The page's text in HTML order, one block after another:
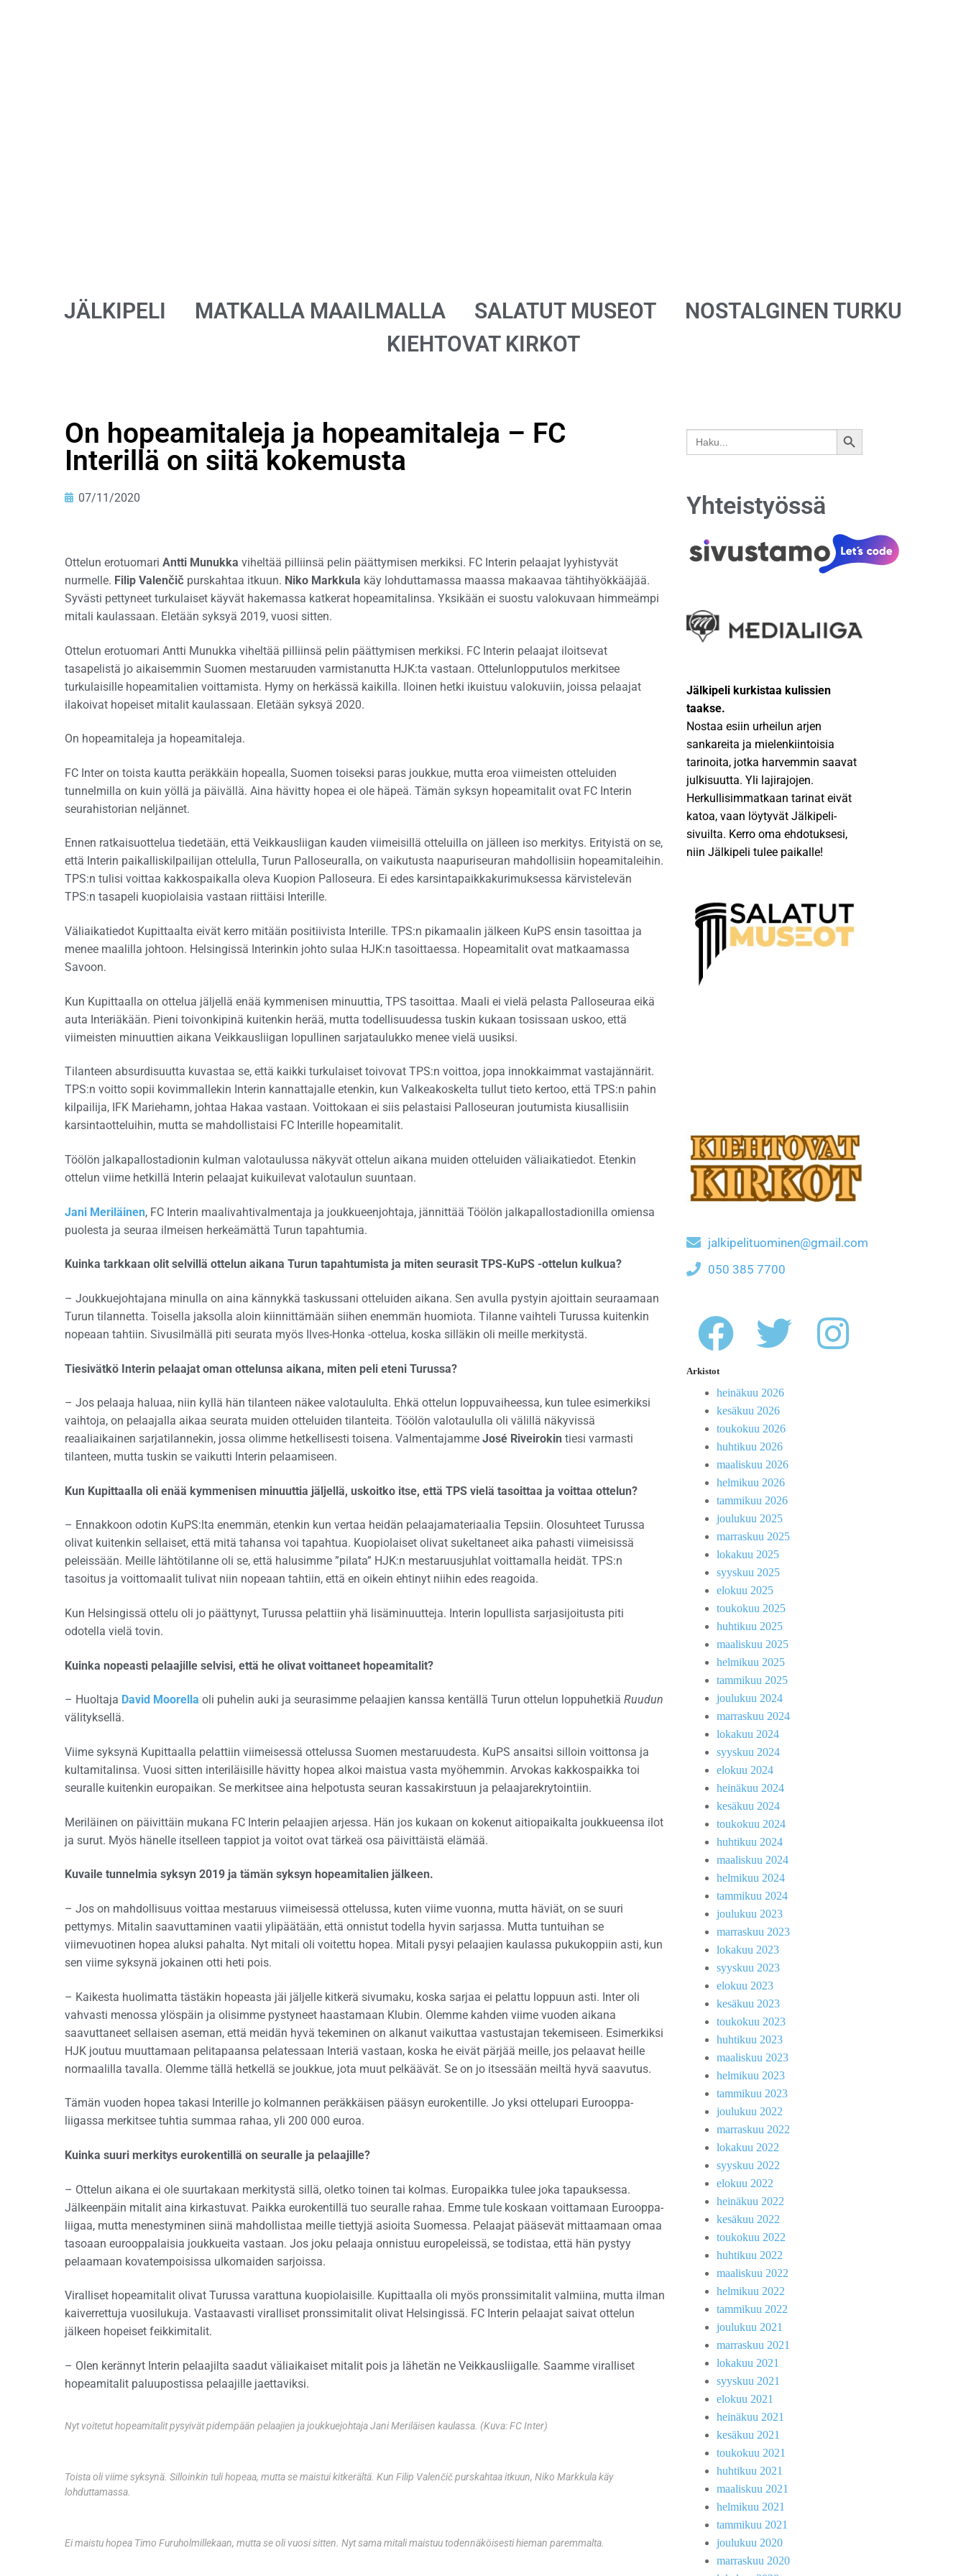
JÄLKIPELI MATKALLA MAAILMALLA SALATUT MUSEOT
NOSTALGINEN TURKU
KIEHTOVAT KIRKOT
On hopeamitaleja ja hopeamitaleja – FC
Interillä on siitä kokemusta
07/11/2020
Ottelun erotuomari Antti Munukka viheltää pilliinsä pelin päättymisen merkiksi. FC Interin pelaajat lyyhistyvät
nurmelle. Filip Valenčič purskahtaa itkuun. Niko Markkula käy lohduttamassa maassa makaavaa tähtihyökkääjää.
Syvästi pettyneet turkulaiset käyvät hakemassa katkerat hopeamitalinsa. Yksikään ei suostu valokuvaan himmeämpi
mitali kaulassaan. Eletään syksyä 2019, vuosi sitten.
Ottelun erotuomari Antti Munukka viheltää pilliinsä pelin päättymisen merkiksi. FC Interin pelaajat iloitsevat
tasapelistä jo aikaisemmin Suomen mestaruuden varmistanutta HJK:ta vastaan. Ottelunlopputulos merkitsee
turkulaisille hopeamitalien voittamista. Hymy on herkässä kaikilla. Iloinen hetki ikuistuu valokuviin, joissa pelaajat
ilakoivat hopeiset mitalit kaulassaan. Eletään syksyä 2020.
On hopeamitaleja ja hopeamitaleja.
FC Inter on toista kautta peräkkäin hopealla, Suomen toiseksi paras joukkue, mutta eroa viimeisten otteluiden
tunnelmilla on kuin yöllä ja päivällä. Aina hävitty hopea ei ole häpeä. Tämän syksyn hopeamitalit ovat FC Interin
seurahistorian neljännet.
Ennen ratkaisuottelua tiedetään, että Veikkausliigan kauden viimeisillä otteluilla on jälleen iso merkitys. Erityistä on se,
että Interin paikalliskilpailijan ottelulla, Turun Palloseuralla, on vaikutusta naapuriseuran mahdollisiin hopeamitaleihin.
TPS:n tulisi voittaa kakkospaikalla oleva Kuopion Palloseura. Ei edes karsintapaikkakurimuksessa kärvistelevän
TPS:n tasapeli kuopiolaisia vastaan riittäisi Interille.
Väliaikatiedot Kupittaalta eivät kerro mitään positiivista Interille. TPS:n pikamaalin jälkeen KuPS ensin tasoittaa ja
menee maalilla johtoon. Helsingissä Interinkin johto sulaa HJK:n tasoittaessa. Hopeamitalit ovat matkaamassa
Savoon.
Kun Kupittaalla on ottelua jäljellä enää kymmenisen minuuttia, TPS tasoittaa. Maali ei vielä pelasta Palloseuraa eikä
auta Interiäkään. Pieni toivonkipinä kuitenkin herää, mutta todellisuudessa tuskin kukaan tosissaan uskoo, että
viimeisten minuuttien aikana Veikkausliigan lopullinen sarjataulukko menee vielä uusiksi.
Tilanteen absurdisuutta kuvastaa se, että kaikki turkulaiset toivovat TPS:n voittoa, jopa innokkaimmat vastajännärit.
TPS:n voitto sopii kovimmallekin Interin kannattajalle etenkin, kun Valkeakoskelta tullut tieto kertoo, että TPS:n pahin
kilpailija, IFK Mariehamn, johtaa Hakaa vastaan. Voittokaan ei siis pelastaisi Palloseuran joutumista kiusallisiin
karsintaotteluihin, mutta se mahdollistaisi FC Interille hopeamitalit.
Töölön jalkapallostadionin kulman valotaulussa näkyvät ottelun aikana muiden otteluiden väliaikatiedot. Etenkin
ottelun viime hetkillä Interin pelaajat kuikuilevat valotaulun suuntaan.
Jani Meriläinen, FC Interin maalivahtivalmentaja ja joukkueenjohtaja, jännittää Töölön jalkapallostadionilla omiensa
puolesta ja seuraa ilmeisen herkeämättä Turun tapahtumia.
Kuinka tarkkaan olit selvillä ottelun aikana Turun tapahtumista ja miten seurasit TPS-KuPS -ottelun kulkua?
– Joukkuejohtajana minulla on aina kännykkä taskussani otteluiden aikana. Sen avulla pystyin ajoittain seuraamaan
Turun tilannetta. Toisella jaksolla aloin kiinnittämään siihen enemmän huomiota. Tilanne vaihteli Turussa kuitenkin
nopeaan tahtiin. Sivusilmällä piti seurata myös Ilves-Honka -ottelua, koska silläkin oli meille merkitystä.
Tiesivätkö Interin pelaajat oman ottelunsa aikana, miten peli eteni Turussa?
– Jos pelaaja haluaa, niin kyllä hän tilanteen näkee valotaululta. Ehkä ottelun loppuvaiheessa, kun tulee esimerkiksi
vaihtoja, on pelaajalla aikaa seurata muiden otteluiden tilanteita. Töölön valotaululla oli välillä näkyvissä
reaaliaikainen sarjatilannekin, jossa olimme hetkellisesti toisena. Valmentajamme José Riveirokin tiesi varmasti
tilanteen, mutta tuskin se vaikutti Interin pelaamiseen.
Kun Kupittaalla oli enää kymmenisen minuuttia jäljellä, uskoitko itse, että TPS vielä tasoittaa ja voittaa ottelun?
– Ennakkoon odotin KuPS:lta enemmän, etenkin kun vertaa heidän pelaajamateriaalia Tepsiin. Olosuhteet Turussa
olivat kuitenkin sellaiset, että mitä tahansa voi tapahtua. Kuopiolaiset olivat sukeltaneet aika pahasti viimeisissä
peleissään. Meille lähtötilanne oli se, että halusimme ”pilata” HJK:n mestaruusjuhlat voittamalla heidät. TPS:n
tasoitus ja voittomaalit tulivat niin nopeaan tahtiin, että en oikein ehtinyt niihin edes reagoida.
Kun Helsingissä ottelu oli jo päättynyt, Turussa pelattiin yhä lisäminuutteja. Interin lopullista sarjasijoitusta piti
odotella vielä tovin.
Kuinka nopeasti pelaajille selvisi, että he olivat voittaneet hopeamitalit?
– Huoltaja David Moorella oli puhelin auki ja seurasimme pelaajien kanssa kentällä Turun ottelun loppuhetkiä Ruudun
välityksellä.
Viime syksynä Kupittaalla pelattiin viimeisessä ottelussa Suomen mestaruudesta. KuPS ansaitsi silloin voittonsa ja
kultamitalinsa. Vuosi sitten interiläisille hävitty hopea alkoi maistua vasta myöhemmin. Arvokas kakkospaikka toi
seuralle kuitenkin europaikan. Se merkitsee aina helpotusta seuran kassakirstuun ja pelaajarekrytointiin.
Meriläinen on päivittäin mukana FC Interin pelaajien arjessa. Hän jos kukaan on kokenut aitiopaikalta joukkueensa ilot
ja surut. Myös hänelle itselleen tappiot ja voitot ovat tärkeä osa päivittäistä elämää.
Kuvaile tunnelmia syksyn 2019 ja tämän syksyn hopeamitalien jälkeen.
– Jos on mahdollisuus voittaa mestaruus viimeisessä ottelussa, kuten viime vuonna, mutta häviät, on se suuri
pettymys. Mitalin saavuttaminen vaatii ylipäätään, että onnistut todella hyvin sarjassa. Mutta tuntuihan se
viimevuotinen hopea aluksi pahalta. Nyt mitali oli voitettu hopea. Mitali pysyi pelaajien kaulassa pukukoppiin asti, kun
sen viime syksynä jokainen otti heti pois.
– Kaikesta huolimatta tästäkin hopeasta jäi jäljelle kitkerä sivumaku, koska sarjaa ei pelattu loppuun asti. Inter oli
vahvasti menossa ylöspäin ja olisimme pystyneet haastamaan Klubin. Olemme kahden viime vuoden aikana
saavuttaneet sellaisen aseman, että meidän hyvä tekeminen on alkanut vaikuttaa vastustajan tekemiseen. Esimerkiksi
HJK joutuu muuttamaan pelitapaansa pelatessaan Interiä vastaan, koska he eivät pärjää meille, jos pelaavat heille
normaalilla tavalla. Olemme tällä hetkellä se joukkue, jota muut pelkäävät. Se on jo itsessään meiltä hyvä saavutus.
Tämän vuoden hopea takasi Interille jo kolmannen peräkkäisen pääsyn eurokentille. Jo yksi ottelupari Eurooppa-
liigassa merkitsee tuhtia summaa rahaa, yli 200 000 euroa.
Kuinka suuri merkitys eurokentillä on seuralle ja pelaajille?
– Ottelun aikana ei ole suurtakaan merkitystä sillä, oletko toinen tai kolmas. Europaikka tulee joka tapauksessa.
Jälkeenpäin mitalit aina kirkastuvat. Paikka eurokentillä tuo seuralle rahaa. Emme tule koskaan voittamaan Eurooppa-
liigaa, mutta menestyminen siinä mahdollistaa meille tiettyjä asioita Suomessa. Pelaajat pääsevät mittaamaan omaa
tasoaan eurooppalaisia joukkueita vastaan. Jos joku pelaaja onnistuu europeleissä, se todistaa, että hän pystyy
pelaamaan kovatempoisissa ulkomaiden sarjoissa.
Viralliset hopeamitalit olivat Turussa varattuna kuopiolaisille. Kupittaalla oli myös pronssimitalit valmiina, mutta ilman
kaiverrettuja vuosilukuja. Vastaavasti viralliset pronssimitalit olivat Helsingissä. FC Interin pelaajat saivat ottelun
jälkeen hopeiset feikkimitalit.
– Olen kerännyt Interin pelaajilta saadut väliaikaiset mitalit pois ja lähetän ne Veikkausliigalle. Saamme viralliset
hopeamitalit paluupostissa pelaajille jaettaviksi.
Nyt voitetut hopeamitalit pysyivät pidempään pelaajien ja joukkuejohtaja Jani Meriläisen kaulassa. (Kuva: FC Inter)
Toista oli viime syksynä. Silloinkin tuli hopeaa, mutta se maistui kitkerältä. Kun Filip Valenčič purskahtaa itkuun, Niko Markkula käy
lohduttamassa.
Ei maistu hopea Timo Furuholmillekaan, mutta se oli vuosi sitten. Nyt sama mitali maistuu todennäköisesti hieman paremmalta.
Search
for:
SEARCH
Yhteistyössä
Jälkipeli kurkistaa kulissien
taakse.
Nostaa esiin urheilun arjen
sankareita ja mielenkiintoisia
tarinoita, jotka harvemmin saavat
julkisuutta. Yli lajirajojen.
Herkullisimmatkaan tarinat eivät
katoa, vaan löytyvät Jälkipeli-
sivuilta. Kerro oma ehdotuksesi,
niin Jälkipeli tulee paikalle!
jalkipelituominen@gmail.com
050 385 7700
Arkistot
heinäkuu 2026
kesäkuu 2026
toukokuu 2026
huhtikuu 2026
maaliskuu 2026
helmikuu 2026
tammikuu 2026
joulukuu 2025
marraskuu 2025
lokakuu 2025
syyskuu 2025
elokuu 2025
toukokuu 2025
huhtikuu 2025
maaliskuu 2025
helmikuu 2025
tammikuu 2025
joulukuu 2024
marraskuu 2024
lokakuu 2024
syyskuu 2024
elokuu 2024
heinäkuu 2024
kesäkuu 2024
toukokuu 2024
huhtikuu 2024
maaliskuu 2024
helmikuu 2024
tammikuu 2024
joulukuu 2023
marraskuu 2023
lokakuu 2023
syyskuu 2023
elokuu 2023
kesäkuu 2023
toukokuu 2023
huhtikuu 2023
maaliskuu 2023
helmikuu 2023
tammikuu 2023
joulukuu 2022
marraskuu 2022
lokakuu 2022
syyskuu 2022
elokuu 2022
heinäkuu 2022
kesäkuu 2022
toukokuu 2022
huhtikuu 2022
maaliskuu 2022
helmikuu 2022
tammikuu 2022
joulukuu 2021
marraskuu 2021
lokakuu 2021
syyskuu 2021
elokuu 2021
heinäkuu 2021
kesäkuu 2021
toukokuu 2021
huhtikuu 2021
maaliskuu 2021
helmikuu 2021
tammikuu 2021
joulukuu 2020
marraskuu 2020